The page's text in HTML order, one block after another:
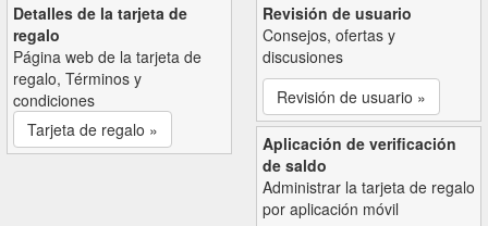
Detalles de la tarjeta de
regalo
Página web de la tarjeta de
regalo, Términos y
condiciones
Tarjeta de regalo »
Revisión de usuario
Consejos, ofertas y
discusiones
Revisión de usuario »
Aplicación de verificación
de saldo
Administrar la tarjeta de regalo
por aplicación móvil